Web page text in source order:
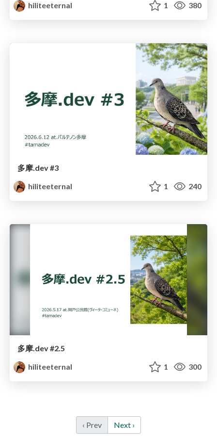
hiliteeternal
1 380
多摩.dev #3
hiliteeternal
1 240
多摩.dev #2.5
hiliteeternal
1 300
‹ Prev Next ›